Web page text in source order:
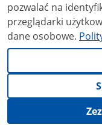
pozwalać na
przeglądarki
dane osobowe.